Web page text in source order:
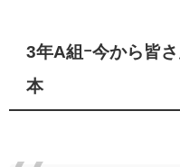
3年A組ｰ今から皆
本